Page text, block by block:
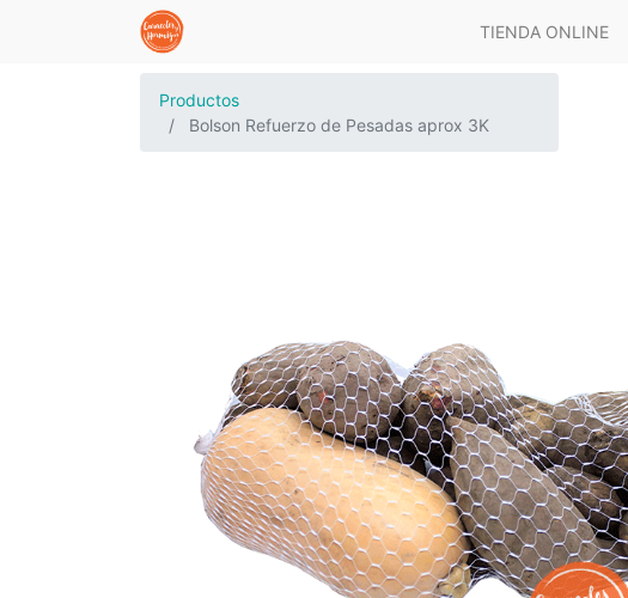
TIENDA ONLINE
Productos
Bolson Refuerzo de Pesadas aprox 3K